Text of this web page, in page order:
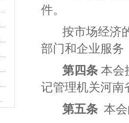
融 行业中高层管理人员研修班”的通知
融资担保行业高质量发展研讨会在洛阳成功举办
人民日报：财政部部长重磅发声！ 融资担保是政策工具
【新闻资讯】人民日报：让行业协会走向前台
关于举办两类机构中高层管理人员培训班的通知
河南省融资担保业协会关于组织举办全省融资担保行业知识竞赛的预通知
运输行业“加油”
件。
按市场经济
部门和企业服务
第四条 本会
记管理机关河南
第五条 本